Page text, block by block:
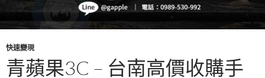
快速變現
青蘋果3C – 台南高價收購手